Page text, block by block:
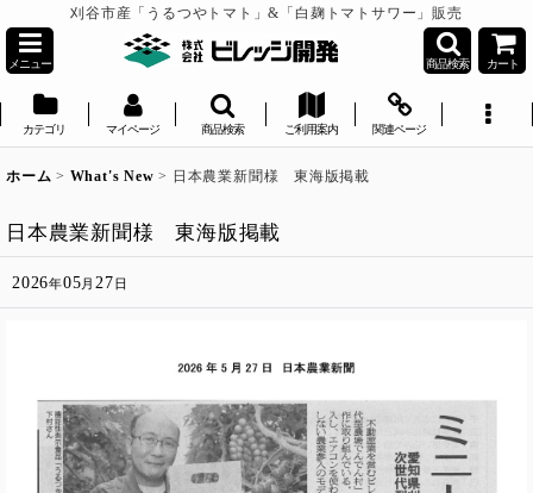
刈谷市産「うるつやトマト」&「白麹トマトサワー」販売
メニュー 商品検索 カート
カテゴリ マイページ 商品検索 ご利用案内 関連ページ
ホーム > What's New > 日本農業新聞様 東海版掲載
日本農業新聞様 東海版掲載
2026年05月 27日